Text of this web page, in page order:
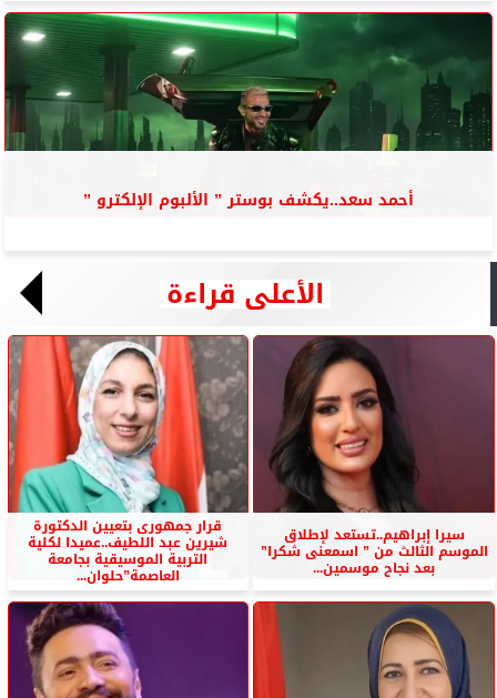
أحمد سعد..يكشف بوستر ” الألبوم الإلكترو ”
الأعلى قراءة
سيرا إبراهيم..تستعد لإطلاق
الموسم الثالث من ” اسمعنى شكرا”
بعد نجاح موسمين...
قرار جمهورى بتعيين الدكتورة
شيرين عبد اللطيف..عميدا لكلية
التربية الموسيقية بجامعة
العاصمة”حلوان...